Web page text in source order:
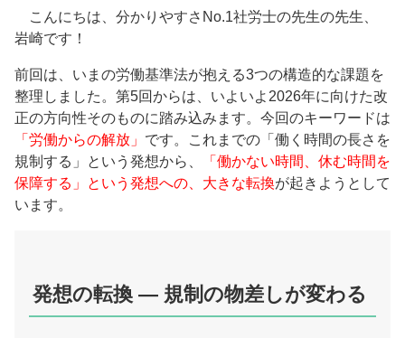
こんにちは、分かりやすさNo.1社労士の先生の先生、
岩崎です！
前回は、いまの労働基準法が抱える3つの構造的な課題を
整理しました。第5回からは、いよいよ2026年に向けた改
正の方向性そのものに踏み込みます。今回のキーワードは
「労働からの解放」 です。これまでの「働く時間の長さを
規制する」という発想から、
「働かない時間、休む時間を
保障する」という発想への、大きな転換が起きようとして
います。
発想の転換 ― 規制の物差しが変わる